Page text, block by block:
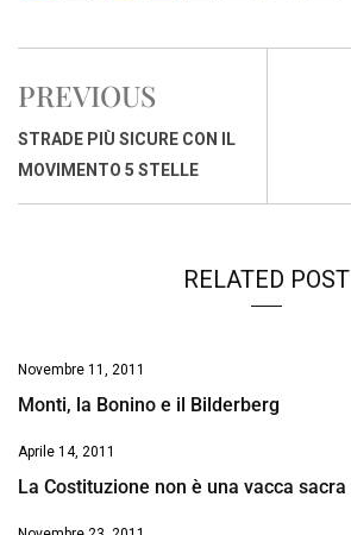
c
b
o
o
a
s
A
p
n
d
r
d
a
p
i
PREVIOUS
STRADE PIÙ SICURE CON IL
MOVIMENTO 5 STELLE
RELATED POST
Novembre 11, 2011
Monti, la Bonino e il Bilderberg
Aprile 14, 2011
La Costituzione non è una vacca sacra